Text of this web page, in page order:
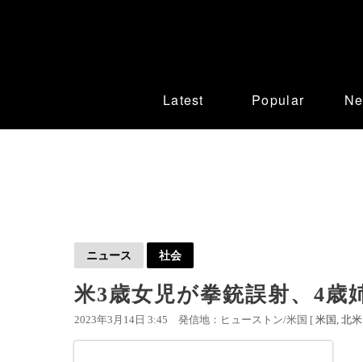
Latest Popular
ニュース 社会
米3歳女児が拳銃誤射、4歳
2023年3月14日 3:45 発信地：ヒューストン/米国 [ 米国 北米